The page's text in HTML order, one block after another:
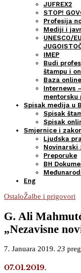
JUFREX2
STOP!
Profesija
Mediji i
UNESCO/
IMEP
Budi
štampu i
Baza
Internews
mentorsku
Spisak medija u
Spisak
Spisak
Smjernice i
Ljudska
Novinarski
Preporuke
BH
Eng
OstaloŽalbe i prigovori
G. Ali
„Nezavisne
7. Januara 2019. 23
07.01.2019.